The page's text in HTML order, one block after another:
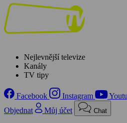
Nejlevnější televize
Kanály
TV tipy
Facebook Instagram
Objednat
Můj účet Chat